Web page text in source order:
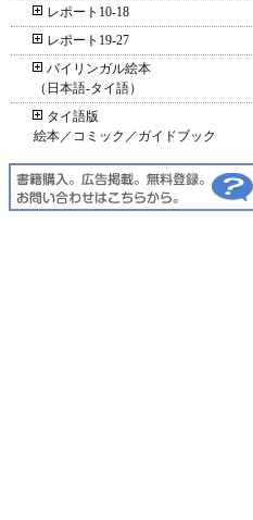
レポート10-18
レポート19-27
バイリンガル絵本
（日本語‐タイ語）
タイ語版
絵本／コミック／ガイドブック